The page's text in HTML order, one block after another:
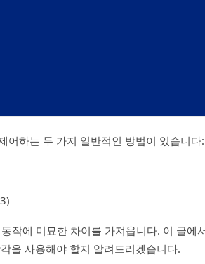
어하는 두 가지 일반적인 방법이 있습니다:
작에 미묘한 차이를 가져옵니다. 이 글
을 사용해야 할지 알려드리겠습니다.